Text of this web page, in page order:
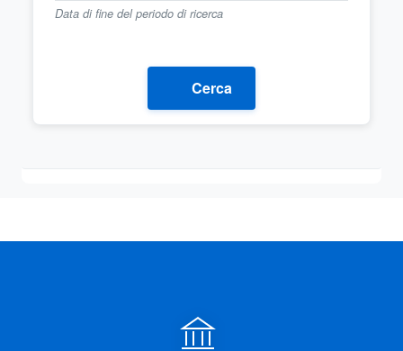
Data di fine del periodo di ricerca
Cerca